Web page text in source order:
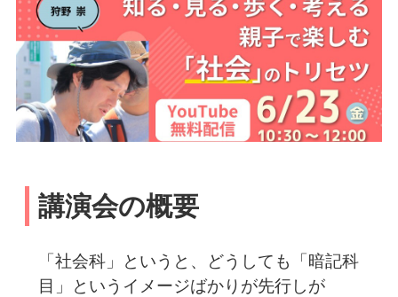
講演会の概要
「社会科」というと、どうしても「暗記科
目」というイメージばかりが先行しが